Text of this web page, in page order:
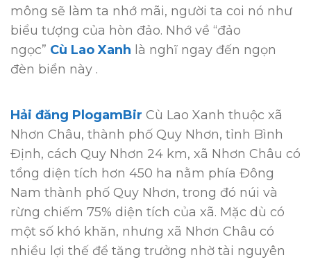
mông sẽ làm ta nhớ mãi, người ta coi nó như
biểu tượng của hòn đảo. Nhớ về “đảo
ngọc” Cù Lao Xanh là nghĩ ngay đến ngọn
đèn biển này .
Hải đăng PlogamBir Cù Lao Xanh thuộc xã
Nhơn Châu, thành phố Quy Nhơn, tỉnh Bình
Định, cách Quy Nhơn 24 km, xã Nhơn Châu có
tổng diện tích hơn 450 ha nằm phía Đông
Nam thành phố Quy Nhơn, trong đó núi và
rừng chiếm 75% diện tích của xã. Mặc dù có
một số khó khăn, nhưng xã Nhơn Châu có
nhiều lợi thế để tăng trưởng nhờ tài nguyên